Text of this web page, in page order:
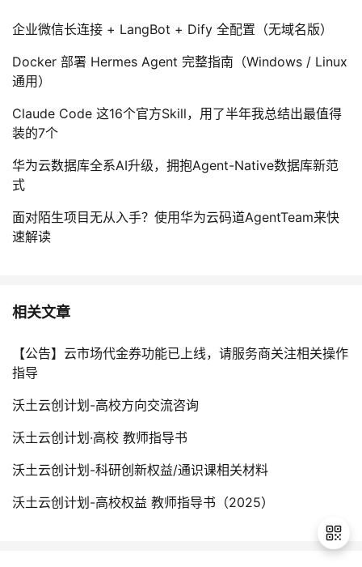
企业微信长连接 + LangBot + Dify 全配置（无域名版）
Docker 部署 Hermes Agent 完整指南（Windows / Linux
通用）
Claude Code 这16个官方Skill，用了半年我总结出最值得
装的7个
华为云数据库全系AI升级，拥抱Agent-Native数据库新范
式
面对陌生项目无从入手？使用华为云码道AgentTeam来快
速解读
相关文章
【公告】云市场代金券功能已上线，请服务商关注相关操作
指导
沃土云创计划-高校方向交流咨询
沃土云创计划·高校 教师指导书
沃土云创计划-科研创新权益/通识课相关材料
沃土云创计划-高校权益 教师指导书（2025）